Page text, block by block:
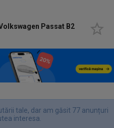
Passat B2
tale, dar am găsit 77 anunțuri
interesa.